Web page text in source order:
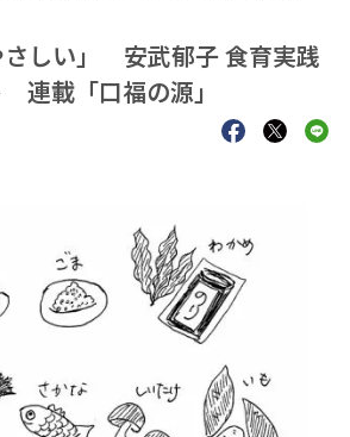
さしい」 安武郁子 食育実践
連載「口福の源」